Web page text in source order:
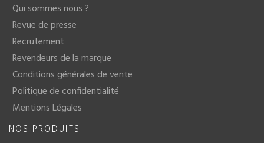
Qui sommes nous ?
Revue de presse
Recrutement
Revendeurs de la marque
Conditions générales de vente
Politique de confidentialité
Mentions Légales
NOS PRODUITS